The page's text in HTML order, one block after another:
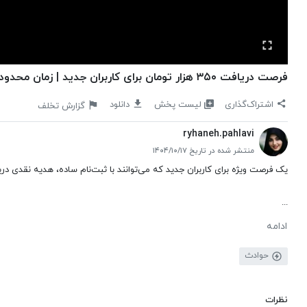
فرصت دریافت ۳۵۰ هزار تومان برای کاربران جدید | زمان محدود
اشتراک‌گذاری لیست پخش دانلود گزارش تخلف
ryhaneh.pahlavi
منتشر شده در تاریخ ۱۴۰۴/۱۰/۱۷
یک فرصت ویژه برای کاربران جدید که می‌توانند با ثبت‌نام ساده، هدیه نقدی
...
ادامه
حوادث
نظرات